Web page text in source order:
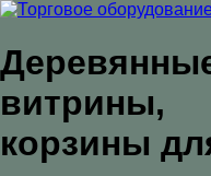
витрины,
корзины